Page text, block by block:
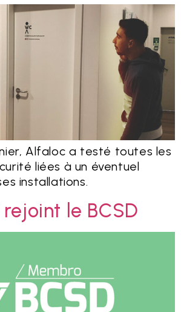
Alfaloc a testé toutes les
liées à un éventuel
installations.
rejoint le BCSD